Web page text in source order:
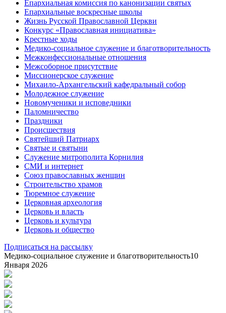
Епархиальная комиссия по канонизации святых
Епархиальные воскресные школы
Жизнь Русской Православной Церкви
Конкурс «Православная инициатива»
Крестные ходы
Медико-социальное служение и благотворительность
Межконфессиональные отношения
Межсоборное присутствие
Миссионерское служение
Михаило-Архангельский кафедральный собор
Молодежное служение
Новомученики и исповедники
Паломничество
Праздники
Происшествия
Святейший Патриарх
Святые и святыни
Служение митрополита Корнилия
СМИ и интернет
Союз православных женщин
Строительство храмов
Тюремное служение
Церковная археология
Церковь и власть
Церковь и культура
Церковь и общество
Подписаться на рассылку
Медико-социальное служение и благотворительность10
Января 2026